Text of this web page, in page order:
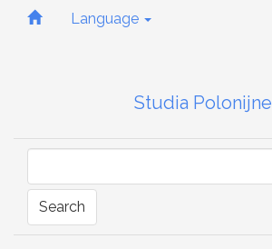
Quick
Main
Sidebar
Language
Studia Polonijne
Search